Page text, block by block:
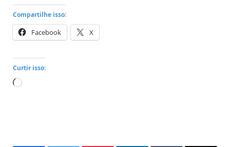
Compartilhe isso:
Facebook X
Curtir isso:
Carregando...